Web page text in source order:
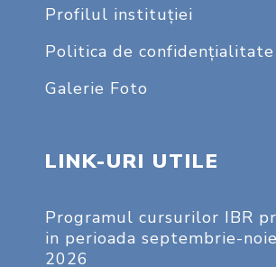
Profilul instituţiei
Politica de confidențialitate
Galerie Foto
LINK-URI UTILE
Programul cursurilor IBR
in perioada septembrie-
2026